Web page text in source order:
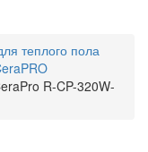
теплого пола
R-CP-320W-